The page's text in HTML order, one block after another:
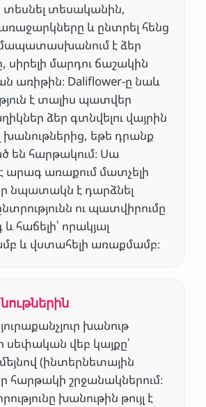
տեսնել տեսականին,
և ընտրել հենց
է ձեր
սիրելի մարդու ճաշակին
առիթին։ Daliflower-ը նաև
է տալիս պատվեր
ձեր գտնվելու վայրին
եթե դրանք
են հարթակում։ Սա
արագ առաքում մատչելի
նպատակն է դարձնել
ու պատվիրումը
հաճելի՝ որակյալ
և վստահելի առաքմամբ։
խանութ
սեփական վեբ կայքը՝
(ինտերնետային
հարթակի շրջանակներում։
խանութին թույլ է